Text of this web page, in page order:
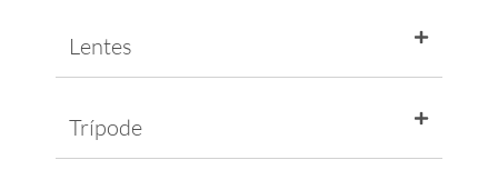
Lentes
Trípode